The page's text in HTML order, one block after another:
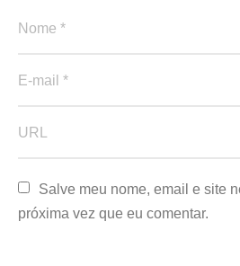
Salve meu nome, email e site
próxima vez que eu comentar.